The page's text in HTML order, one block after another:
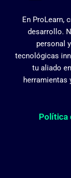
En ProLearn,
desarrollo.
personal
tecnológicas
tu aliado
herramientas
Política